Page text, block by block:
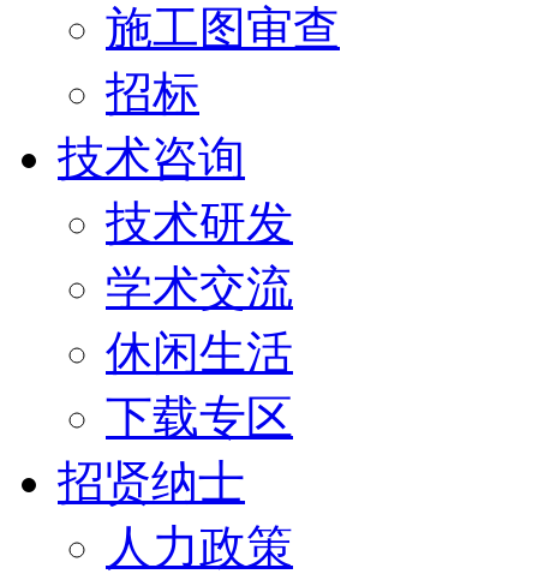
施工图审查
招标
技术咨询
技术研发
学术交流
休闲生活
下载专区
招贤纳士
人力政策